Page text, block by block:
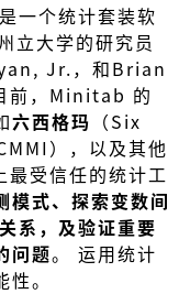
是一个统计套装软
立大学的研究员
Jr.，和Brian
前，Minitab 的
六西格玛 （Six
CMMI），以及其他
受信任的统计工
模式、探索变数间
系，及验证重要
问题。 运用统计
。